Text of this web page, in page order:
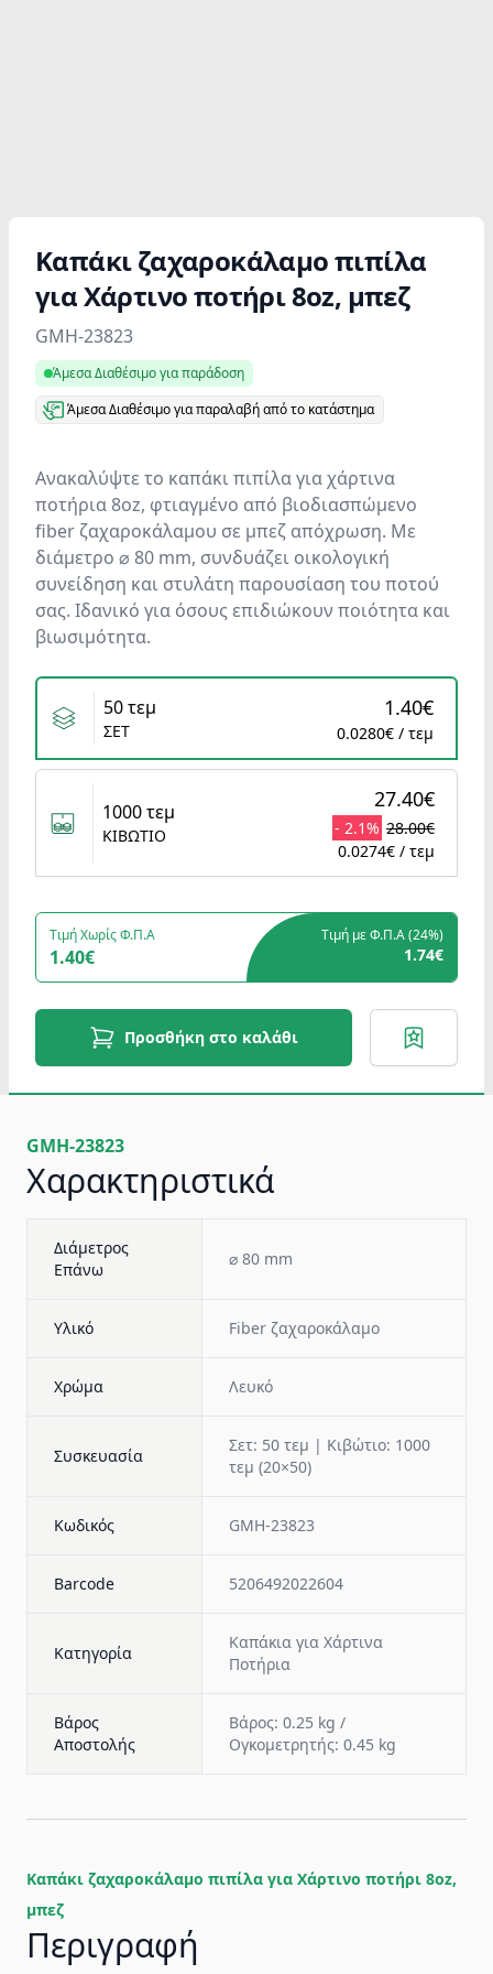
Καπάκι ζαχαροκάλαμο πιπίλα
για Χάρτινο ποτήρι 8oz, μπεζ
Product information
GMH-23823
Άμεσα Διαθέσιμο για παράδοση
Άμεσα Διαθέσιμο για παραλαβή από το κατάστημα
Ανακαλύψτε το καπάκι πιπίλα για χάρτινα
ποτήρια 8oz, φτιαγμένο από βιοδιασπώμενο
fiber ζαχαροκάλαμου σε μπεζ απόχρωση. Με
διάμετρο ⌀ 80 mm, συνδυάζει οικολογική
συνείδηση και στυλάτη παρουσίαση του ποτού
σας. Ιδανικό για όσους επιδιώκουν ποιότητα και
βιωσιμότητα.
Variants
50 τεμ
ΣΕΤ
1.40€
0.0280€ / τεμ
1000 τεμ
ΚΙΒΩΤΙΟ
27.40€
- 2.1% 28.00€
0.0274€ / τεμ
Τιμή Χωρίς Φ.Π.Α
1.40€
Τιμή με Φ.Π.Α (24%)
1.74€
Προσθήκη στο καλάθι
GMH-23823
Χαρακτηριστικά
Διάμετρος
Επάνω
⌀ 80 mm
Υλικό Fiber ζαχαροκάλαμο
Χρώμα Λευκό
Συσκευασία
Σετ: 50 τεμ | Κιβώτιο: 1000
τεμ (20×50)
Κωδικός GMH-23823
Barcode 5206492022604
Κατηγορία
Καπάκια για Χάρτινα
Ποτήρια
Βάρος
Αποστολής
Βάρος: 0.25 kg /
Ογκομετρητής: 0.45 kg
Καπάκι ζαχαροκάλαμο πιπίλα για Χάρτινο ποτήρι 8oz,
μπεζ
Περιγραφή